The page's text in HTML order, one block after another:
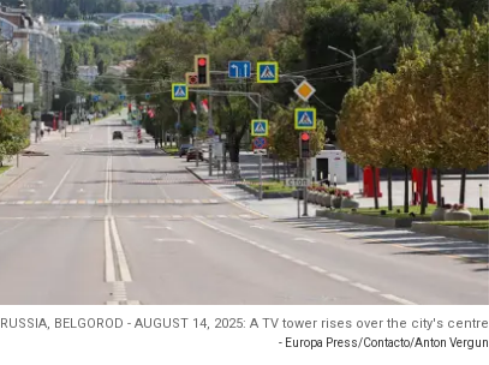
RUSSIA, BELGOROD - AUGUST 14, 2025: A TV tower rises over the city's centre
- Europa Press/Contacto/Anton Vergun